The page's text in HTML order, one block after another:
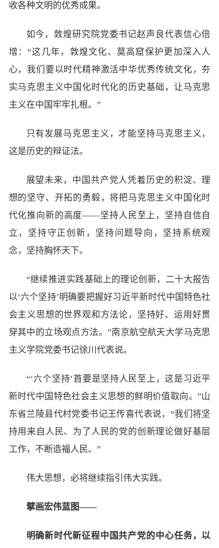
收各种文明的优秀成果。
如今，敦煌研究院党委书记赵声良代表信心倍
增：“这几年，敦煌文化、莫高窟保护更加深入人
心，我们要以时代精神激活中华优秀传统文化，夯
实马克思主义中国化时代化的历史基础，让马克思
主义在中国牢牢扎根。”
只有发展马克思主义，才能坚持马克思主义，
这是历史的辩证法。
展望未来，中国共产党人凭着历史的积淀、理
想的坚守、开拓的勇毅，将把马克思主义中国化时
代化推向新的高度——坚持人民至上，坚持自信自
立，坚持守正创新，坚持问题导向，坚持系统观
念，坚持胸怀天下。
“继续推进实践基础上的理论创新，二十大报告
以‘六个坚持’明确要把握好习近平新时代中国特色社
会主义思想的世界观和方法论，坚持好、运用好贯
穿其中的立场观点方法。”南京航空航天大学马克思
主义学院党委书记徐川代表说。
“‘六个坚持’首要是坚持人民至上，这是习近平
新时代中国特色社会主义思想的鲜明价值取向。”山
东省兰陵县代村党委书记王传喜代表说，“我们将坚
持用来自人民、为了人民的党的创新理论做好基层
工作，不断造福人民。”
伟大思想，必将继续指引伟大实践。
擘画宏伟蓝图——
明确新时代新征程中国共产党的中心任务，以